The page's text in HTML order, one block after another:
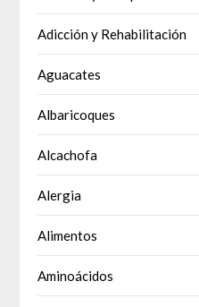
Adicción y Rehabilitación
Aguacates
Albaricoques
Alcachofa
Alergia
Alimentos
Aminoácidos